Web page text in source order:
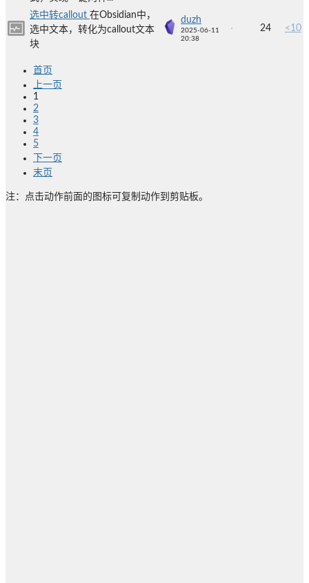
选中转callout 在Obsidian中，
选中文本，转化为callout文本
块
duzh
2025-06-11
20:38
24 <10
首页
上一页
1
2
3
4
5
下一页
末页
注：点击动作前面的图标可复制动作到剪贴板。